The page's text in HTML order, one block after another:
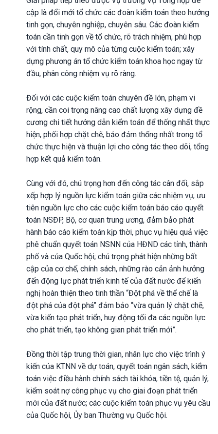
cập là đổi mới tổ chức các đoàn kiểm toán theo hướng
tinh gọn, chuyên nghiệp, chuyên sâu. Các đoàn kiểm
toán cần tinh gọn về tổ chức, rõ trách nhiệm, phù hợp
với tính chất, quy mô của từng cuộc kiểm toán; xây
dựng phương án tổ chức kiểm toán khoa học ngay từ
đầu, phân công nhiệm vụ rõ ràng.
Đối với các cuộc kiểm toán chuyên đề lớn, phạm vi
rộng, cần coi trọng nâng cao chất lượng xây dựng đề
cương chi tiết hướng dẫn kiểm toán để thống nhất thực
hiện, phối hợp chặt chẽ, bảo đảm thống nhất trong tổ
chức thực hiện và thuận lợi cho công tác theo dõi, tổng
hợp kết quả kiểm toán.
Cùng với đó, chú trọng hơn đến công tác cân đối, sắp
xếp hợp lý nguồn lực kiểm toán giữa các nhiệm vụ; ưu
tiên nguồn lực cho các cuộc kiểm toán báo cáo quyết
toán NSĐP, Bộ, cơ quan trung ương, đảm bảo phát
hành báo cáo kiểm toán kịp thời, phục vụ hiệu quả việc
phê chuẩn quyết toán NSNN của HĐND các tỉnh, thành
phố và của Quốc hội; chú trọng phát hiện những bất
cập của cơ chế, chính sách, những rào cản ảnh hưởng
đến động lực phát triển kinh tế của đất nước để kiến
nghị hoàn thiện theo tinh thần “Đột phá về thể chế là
đột phá của đột phá” đảm bảo “vừa quản lý chặt chẽ,
vừa kiến tạo phát triển, huy động tối đa các nguồn lực
cho phát triển, tạo không gian phát triển mới”.
Đồng thời tập trung thời gian, nhân lực cho việc trình ý
kiến của KTNN về dự toán, quyết toán ngân sách, kiểm
toán việc điều hành chính sách tài khóa, tiền tệ, quản lý,
kiểm soát nợ công phục vụ cho giai đoạn phát triển
mới của đất nước; các cuộc kiểm toán phục vụ yêu cầu
của Quốc hội, Ủy ban Thường vụ Quốc hội.